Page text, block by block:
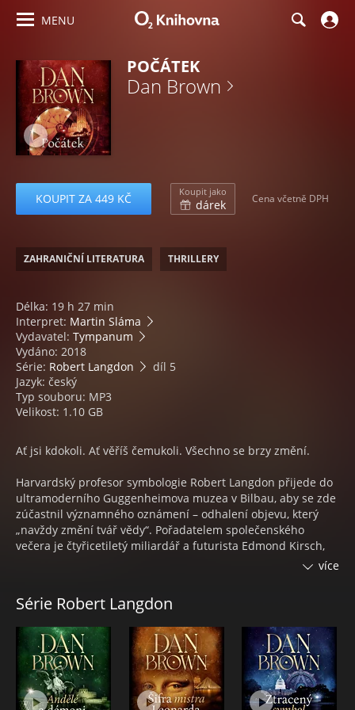
MENU
POČÁTEK
Dan Brown
KOUPIT ZA 449 KČ Koupit jako
dárek Cena včetně DPH
ZAHRANIČNÍ LITERATURA THRILLERY
Délka: 19 h 27 min
Interpret: Martin Sláma
Vydavatel: Tympanum
Vydáno: 2018
Série: Robert Langdon
díl 5
Jazyk: český
Typ souboru: MP3
Velikost: 1.10 GB
Ať jsi kdokoli. Ať věříš čemukoli. Všechno se brzy změní.
Harvardský profesor symbologie Robert Langdon přijede do
ultramoderního Guggenheimova muzea v Bilbau, aby se zde
zúčastnil významného oznámení – odhalení objevu, který
„navždy změní tvář vědy“. Pořadatelem společenského
večera je čtyřicetiletý miliardář a futurista Edmond Kirsch,
jenž se díky svým oslnivým supermoderním vynálezům a
set dalších hostů zcela uchvátí velmi originální prezentace;
pečlivě naplánovaný večer se však najednou promění v
chaos a hrozí, že Kirschův vzácný objev bude navždy
ztracen. Langdon je v bezprostředním ohrožení nucen z
Bilbaa uprchnout; doprovází ho při tom Ambra Vidalová,
elegantní ředitelka muzea, která Kirschovi pomáhala
provokativní společenskou akci zinscenovat. Společně se
více
Série Robert Langdon